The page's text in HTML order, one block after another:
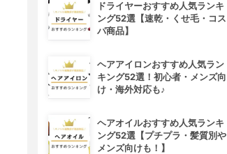
ドライヤーおすすめ人気ランキ
ング52選【速乾・くせ毛・コス
パ商品】
ヘアアイロンおすすめ人気ラン
キング52選！初心者・メンズ向
け・海外対応も♪
ヘアオイルおすすめ人気ランキ
ング52選【プチプラ・髪質別や
メンズ向けも！】